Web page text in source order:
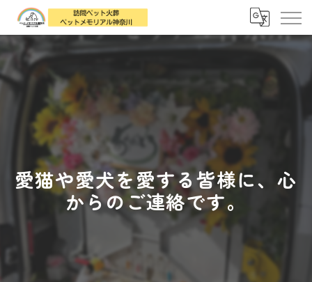
愛猫や愛犬を愛する皆様に、心
からのご連絡です。